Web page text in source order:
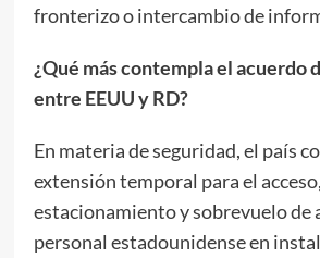
fronterizo o intercambio de
¿Qué más contempla el acuerdo
entre EEUU y RD?
En materia de seguridad, el país
extensión temporal para el acceso,
estacionamiento y sobrevuelo de
personal estadounidense en